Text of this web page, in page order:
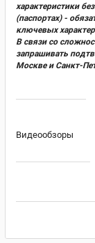
характеристики
(паспортах) -
ключевых
В связи со
запрашивать
Москве и Санкт-
Видеообзоры